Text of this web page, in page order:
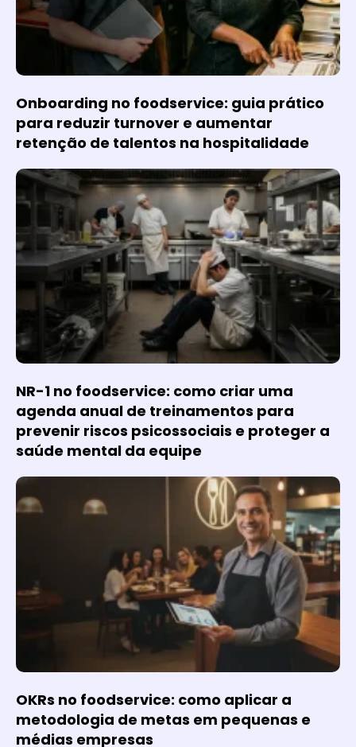
Onboarding no foodservice: guia prático
para reduzir turnover e aumentar
retenção de talentos na hospitalidade
NR-1 no foodservice: como criar uma
agenda anual de treinamentos para
prevenir riscos psicossociais e proteger a
saúde mental da equipe
OKRs no foodservice: como aplicar a
metodologia de metas em pequenas e
médias empresas